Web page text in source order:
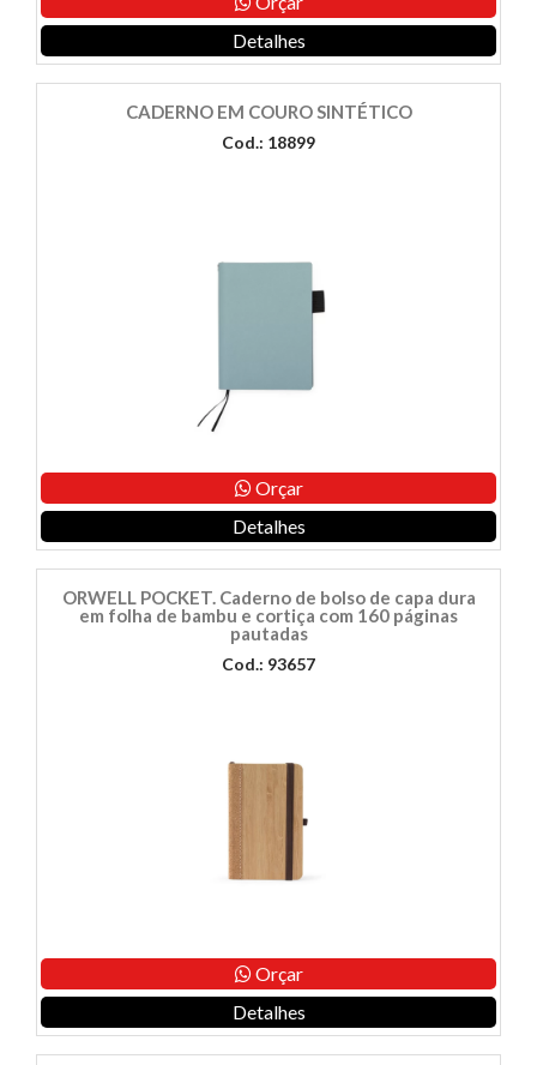
Detalhes
CADERNO EM COURO SINTÉTICO
Cod.: 18899
Orçar
Detalhes
ORWELL POCKET. Caderno de bolso de capa dura
em folha de bambu e cortiça com 160 páginas
pautadas
Cod.: 93657
Orçar
Detalhes